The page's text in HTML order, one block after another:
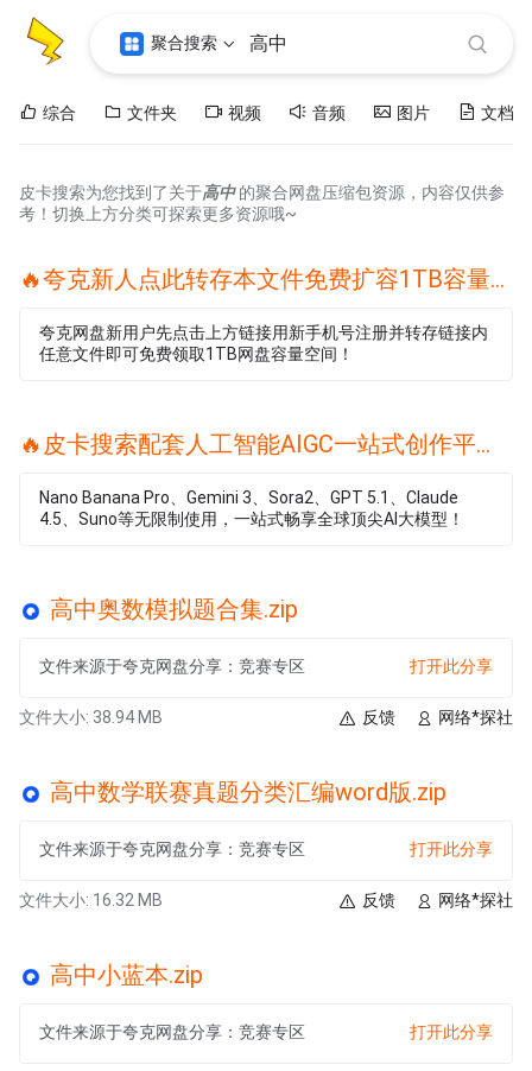
聚合搜索
综合 文件夹 视频 音频 图片 文档
皮卡搜索为您找到了关于高中的聚合网盘压缩包资源，内容仅供参
考！切换上方分类可探索更多资源哦~
🔥夸克新人点此转存本文件免费扩容1TB容量🔥
夸克网盘新用户先点击上方链接用新手机号注册并转存链接内
任意文件即可免费领取1TB网盘容量空间！
🔥皮卡搜索配套人工智能AIGC一站式创作平台🔥
Nano Banana Pro、Gemini 3、Sora2、GPT 5.1、Claude
4.5、Suno等无限制使用，一站式畅享全球顶尖AI大模型！
高中奥数模拟题合集.zip
文件来源于夸克网盘分享：竞赛专区 打开此分享
文件大小: 38.94 MB 网络*探社
反馈
高中数学联赛真题分类汇编word版.zip
文件来源于夸克网盘分享：竞赛专区 打开此分享
文件大小: 16.32 MB 网络*探社
反馈
高中小蓝本.zip
文件来源于夸克网盘分享：竞赛专区 打开此分享